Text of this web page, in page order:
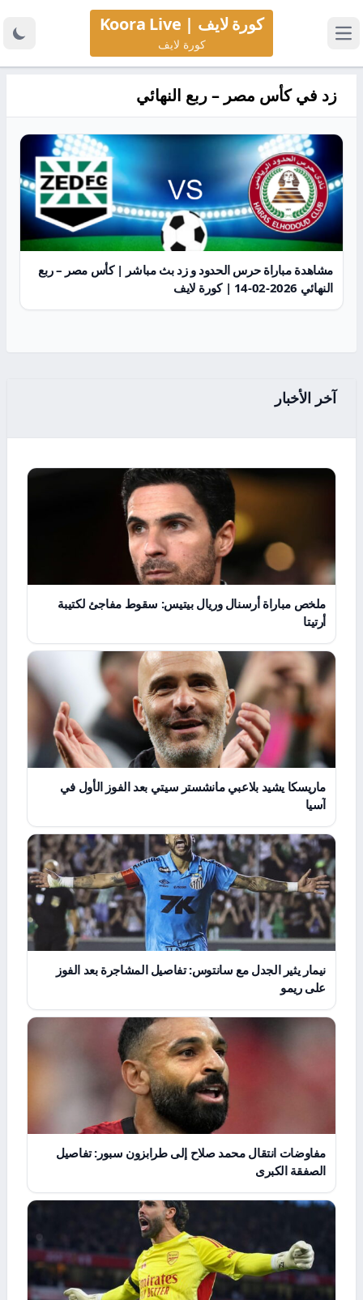
كورة لايف | Koora Live
كورة لايف
زد في كأس مصر – ربع النهائي
مشاهدة مباراة حرس الحدود و زد بث مباشر | كأس مصر – ربع
النهائي 2026-02-14 | كورة لايف
آخر الأخبار
ملخص مباراة أرسنال وريال بيتيس: سقوط مفاجئ لكتيبة
أرتيتا
ماريسكا يشيد بلاعبي مانشستر سيتي بعد الفوز الأول في
آسيا
نيمار يثير الجدل مع سانتوس: تفاصيل المشاجرة بعد الفوز
على ريمو
مفاوضات انتقال محمد صلاح إلى طرابزون سبور: تفاصيل
الصفقة الكبرى